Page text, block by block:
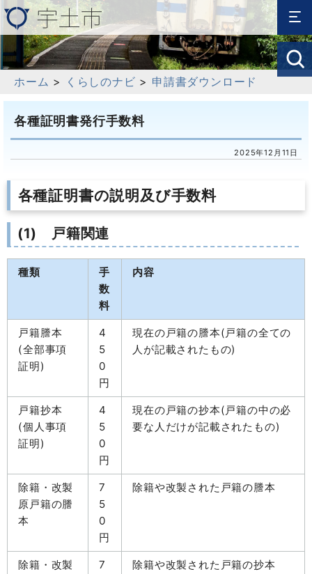
ホーム > くらしのナビ > 申請書ダウンロード
各種証明書発行手数料
2025年12月11日
各種証明書の説明及び手数料
(1) 戸籍関連
種類
手
数
料
内容
戸籍謄本
(全部事項
証明)
4
5
0
円
現在の戸籍の謄本(戸籍の全ての
人が記載されたもの)
戸籍抄本
(個人事項
証明)
4
5
0
円
現在の戸籍の抄本(戸籍の中の必
要な人だけが記載されたもの)
除籍・改製
原戸籍の謄
本
7
5
0
円
除籍や改製された戸籍の謄本
除籍・改製
7
除籍や改製された戸籍の抄本